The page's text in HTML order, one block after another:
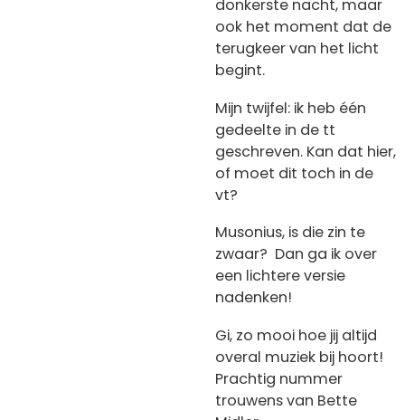
donkerste nacht, maar
ook het moment dat de
terugkeer van het licht
begint.
Mijn twijfel: ik heb één
gedeelte in de tt
geschreven. Kan dat hier,
of moet dit toch in de
vt?
Musonius, is die zin te
zwaar? Dan ga ik over
een lichtere versie
nadenken!
Gi, zo mooi hoe jij altijd
overal muziek bij hoort!
Prachtig nummer
trouwens van Bette